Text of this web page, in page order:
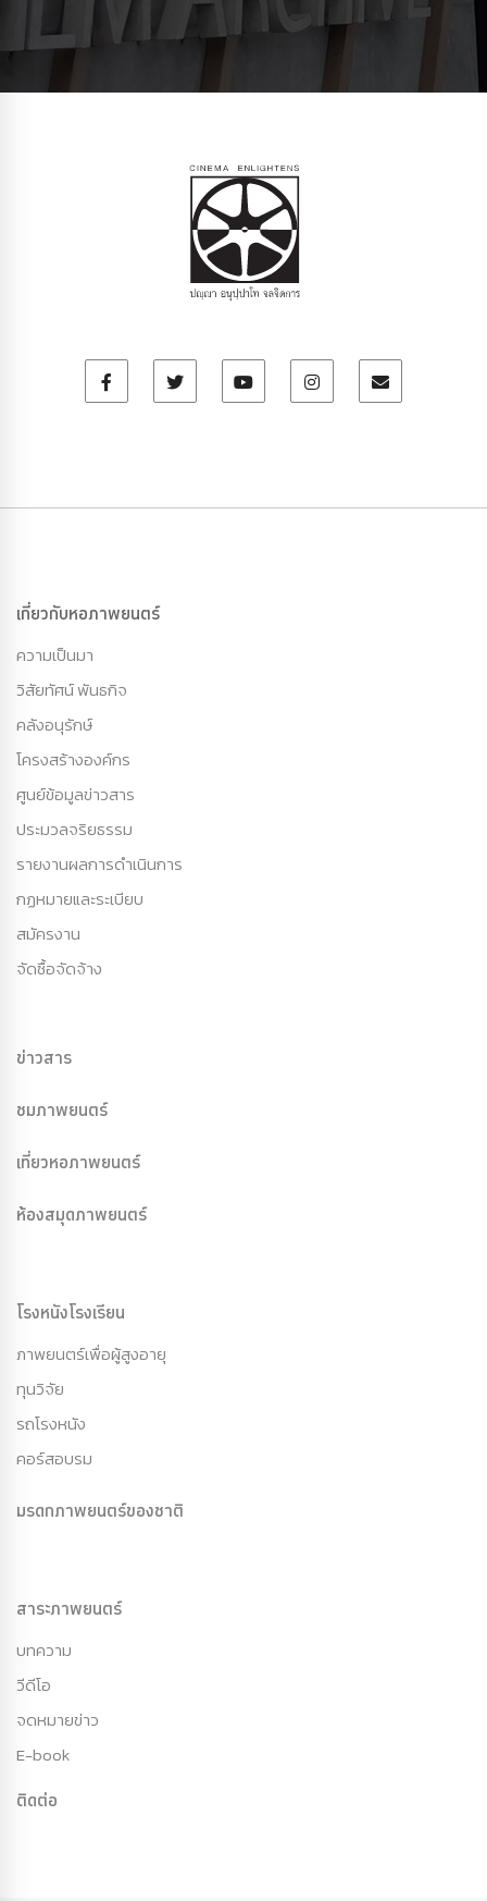
เกี่ยวกับหอภาพยนตร์
ความเป็นมา
วิสัยทัศน์ พันธกิจ
คลังอนุรักษ์
โครงสร้างองค์กร
ศูนย์ข้อมูลข่าวสาร
ประมวลจริยธรรม
รายงานผลการดำเนินการ
กฏหมายและระเบียบ
สมัครงาน
จัดซื้อจัดจ้าง
ข่าวสาร
ชมภาพยนตร์
เที่ยวหอภาพยนตร์
ห้องสมุดภาพยนตร์
โรงหนังโรงเรียน
ภาพยนตร์เพื่อผู้สูงอายุ
ทุนวิจัย
รถโรงหนัง
คอร์สอบรม
มรดกภาพยนตร์ของชาติ
สาระภาพยนตร์
บทความ
วีดีโอ
จดหมายข่าว
E-book
ติดต่อ